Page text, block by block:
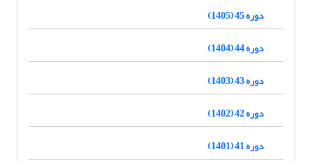
دوره 45 (1405)
دوره 44 (1404)
دوره 43 (1403)
دوره 42 (1402)
دوره 41 (1401)